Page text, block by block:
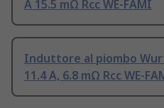
A 15.5 mΩ Rcc WE-FAMI
Induttore al piombo
11.4 A, 6.8 mΩ Rcc WE-